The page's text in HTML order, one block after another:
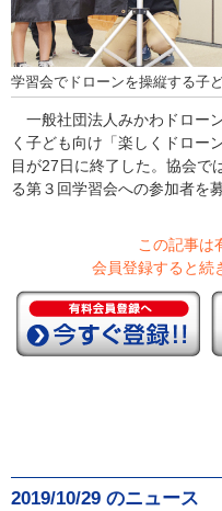
学習会でドローンを操縦する子
一般社団法人みかわドロー
く子ども向け「楽しくドロー
目が27日に終了した。協会で
る第３回学習会への参加者を
この記事は
会員登録すると続
2019/10/29 のニュース